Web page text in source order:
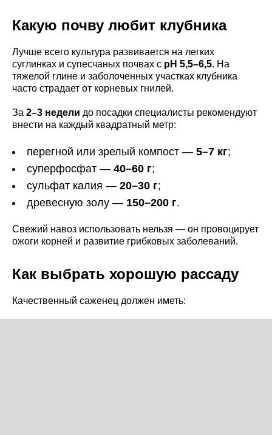
Какую почву любит клубника
Лучше всего культура развивается на легких
суглинках и супесчаных почвах с pH 5,5–6,5. На
тяжелой глине и заболоченных участках клубника
часто страдает от корневых гнилей.
За 2–3 недели до посадки специалисты рекомендуют
внести на каждый квадратный метр:
перегной или зрелый компост — 5–7 кг;
суперфосфат — 40–60 г;
сульфат калия — 20–30 г;
древесную золу — 150–200 г.
Свежий навоз использовать нельзя — он провоцирует
ожоги корней и развитие грибковых заболеваний.
Как выбрать хорошую рассаду
Качественный саженец должен иметь: